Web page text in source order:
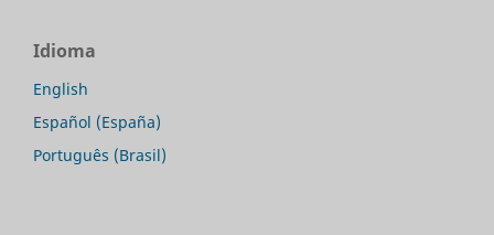
Idioma
English
Español (España)
Português (Brasil)